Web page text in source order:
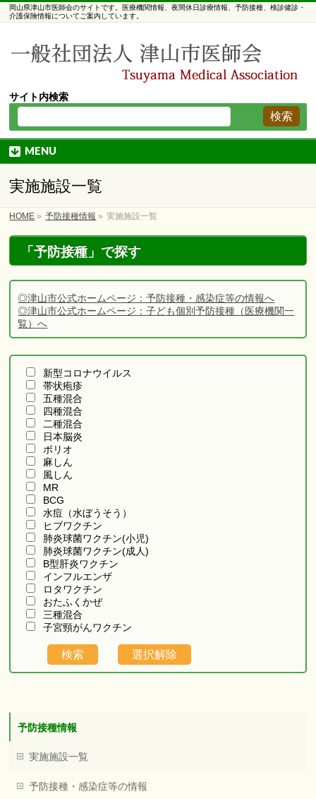
岡山県津山市医師会のサイトです。医療機関情報、夜間休日診療情報、予防接種、検診健診・
介護保険情報についてご案内しています。
サイト内検索
MENU
実施施設一覧
HOME » 予防接種情報 » 実施施設一覧
「予防接種」で探す
◎津山市公式ホームページ：予防接種・感染症等の情報へ
◎津山市公式ホームページ：子ども個別予防接種（医療機関一
覧）へ
新型コロナウイルス
帯状疱疹
五種混合
四種混合
二種混合
日本脳炎
ポリオ
麻しん
風しん
MR
BCG
水痘（水ぼうそう）
ヒブワクチン
肺炎球菌ワクチン(小児)
肺炎球菌ワクチン(成人)
B型肝炎ワクチン
インフルエンザ
ロタワクチン
おたふくかぜ
三種混合
子宮頸がんワクチン
予防接種情報
実施施設一覧
予防接種・感染症等の情報